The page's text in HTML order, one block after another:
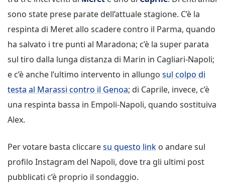
sono state prese parate dell’attuale stagione. C’è la
respinta di Meret allo scadere contro il Parma, quando
ha salvato i tre punti al Maradona; c’è la super parata
sul tiro dalla lunga distanza di Marin in Cagliari-Napoli;
e c’è anche l’ultimo intervento in allungo sul colpo di
testa al Marassi contro il Genoa; di Caprile, invece, c’è
una respinta bassa in Empoli-Napoli, quando sostituiva
Alex.
Per votare basta cliccaresu questo link o andare sul
profilo Instagram del Napoli, dove tra gli ultimi post
pubblicati c’è proprio il sondaggio.